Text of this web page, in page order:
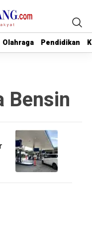
Olahraga Pendidikan
Olahraga Pendidikan
Bensin